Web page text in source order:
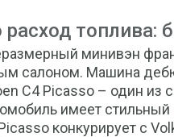
топлива:
минивэн
салоном. Машина
C4 Picasso – один
имеет
конкурирует с